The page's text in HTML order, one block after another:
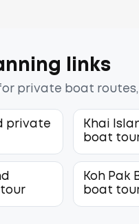
links
private boat
private
Khai
boat
Koh Pak
boat